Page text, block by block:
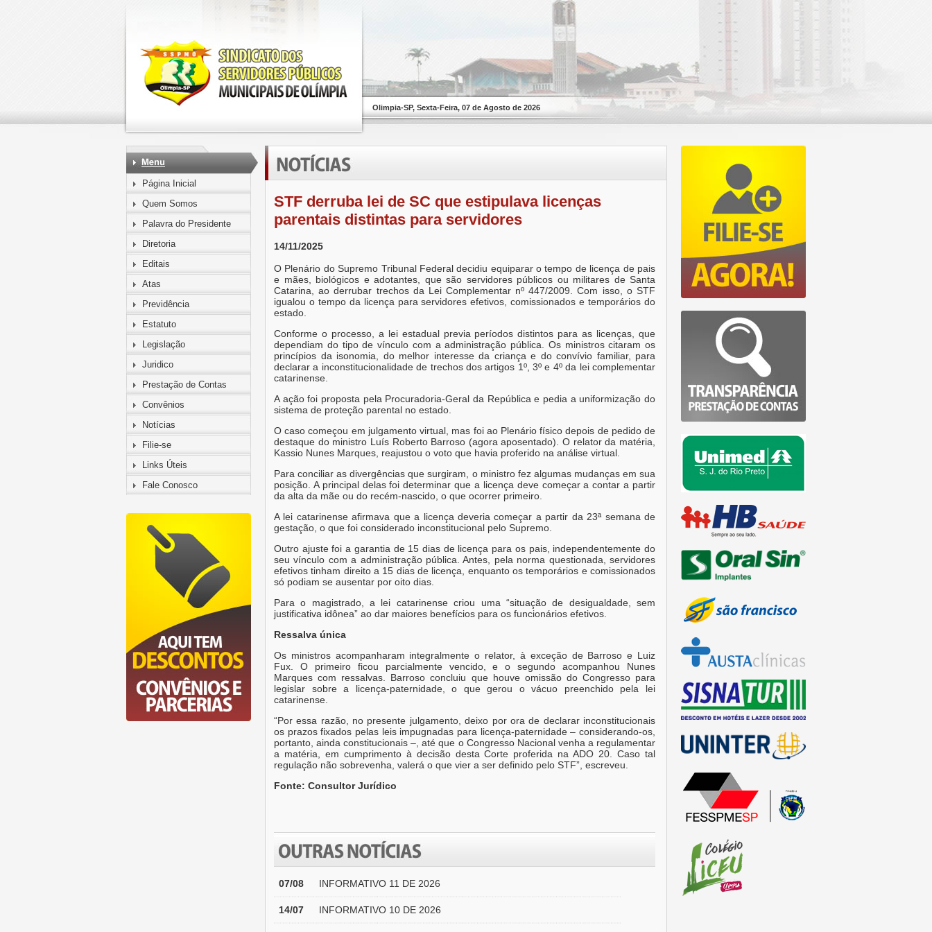
Olimpia-SP, Sexta-Feira, 07 de Agosto de 2026
Página Inicial
Quem Somos
Palavra do Presidente
Diretoria
Editais
Atas
Previdência
Estatuto
Legislação
Juridico
Prestação de Contas
Convênios
Notícias
Filie-se
Links Úteis
Fale Conosco
STF derruba lei de SC que estipulava licenças
parentais distintas para servidores
14/11/2025
O Plenário do Supremo Tribunal Federal decidiu equiparar o tempo de licença de pais
e mães, biológicos e adotantes, que são servidores públicos ou militares de Santa
Catarina, ao derrubar trechos da Lei Complementar nº 447/2009. Com isso, o STF
igualou o tempo da licença para servidores efetivos, comissionados e temporários do
estado.
Conforme o processo, a lei estadual previa períodos distintos para as licenças, que
dependiam do tipo de vínculo com a administração pública. Os ministros citaram os
princípios da isonomia, do melhor interesse da criança e do convívio familiar, para
declarar a inconstitucionalidade de trechos dos artigos 1º, 3º e 4º da lei complementar
catarinense.
A ação foi proposta pela Procuradoria-Geral da República e pedia a uniformização do
sistema de proteção parental no estado.
O caso começou em julgamento virtual, mas foi ao Plenário físico depois de pedido de
destaque do ministro Luís Roberto Barroso (agora aposentado). O relator da matéria,
Kassio Nunes Marques, reajustou o voto que havia proferido na análise virtual.
Para conciliar as divergências que surgiram, o ministro fez algumas mudanças em sua
posição. A principal delas foi determinar que a licença deve começar a contar a partir
da alta da mãe ou do recém-nascido, o que ocorrer primeiro.
A lei catarinense afirmava que a licença deveria começar a partir da 23ª semana de
gestação, o que foi considerado inconstitucional pelo Supremo.
Outro ajuste foi a garantia de 15 dias de licença para os pais, independentemente do
seu vínculo com a administração pública. Antes, pela norma questionada, servidores
efetivos tinham direito a 15 dias de licença, enquanto os temporários e comissionados
só podiam se ausentar por oito dias.
Para o magistrado, a lei catarinense criou uma “situação de desigualdade, sem
justificativa idônea” ao dar maiores benefícios para os funcionários efetivos.
Ressalva única
Os ministros acompanharam integralmente o relator, à exceção de Barroso e Luiz
Fux. O primeiro ficou parcialmente vencido, e o segundo acompanhou Nunes
Marques com ressalvas. Barroso concluiu que houve omissão do Congresso para
legislar sobre a licença-paternidade, o que gerou o vácuo preenchido pela lei
catarinense.
“Por essa razão, no presente julgamento, deixo por ora de declarar inconstitucionais
os prazos fixados pelas leis impugnadas para licença-paternidade – considerando-os,
portanto, ainda constitucionais –, até que o Congresso Nacional venha a regulamentar
a matéria, em cumprimento à decisão desta Corte proferida na ADO 20. Caso tal
regulação não sobrevenha, valerá o que vier a ser definido pelo STF”, escreveu.
Fonte: Consultor Jurídico
07/08 INFORMATIVO 11 DE 2026
14/07 INFORMATIVO 10 DE 2026